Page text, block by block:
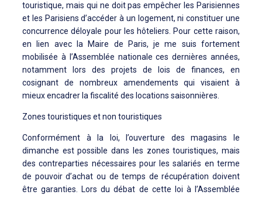
touristique, mais qui ne doit pas empêcher les Parisiennes
et les Parisiens d’accéder à un logement, ni constituer une
concurrence déloyale pour les hôteliers. Pour cette raison,
en lien avec la Maire de Paris, je me suis fortement
mobilisée à l’Assemblée nationale ces dernières années,
notamment lors des projets de lois de finances, en
cosignant de nombreux amendements qui visaient à
mieux encadrer la fiscalité des locations saisonnières.
Zones touristiques et non touristiques
Conformément à la loi, l’ouverture des magasins le
dimanche est possible dans les zones touristiques, mais
des contreparties nécessaires pour les salariés en terme
de pouvoir d’achat ou de temps de récupération doivent
être garanties. Lors du débat de cette loi à l’Assemblée